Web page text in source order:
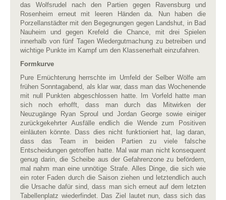
das Wolfsrudel nach den Partien gegen Ravensburg und
Rosenheim erneut mit leeren Händen da. Nun haben die
Porzellanstädter mit den Begegnungen gegen Landshut, in Bad
Nauheim und gegen Krefeld die Chance, mit drei Spielen
innerhalb von fünf Tagen Wiedergutmachung zu betreiben und
wichtige Punkte im Kampf um den Klassenerhalt einzufahren.
Formkurve
Pure Ernüchterung herrschte im Umfeld der Selber Wölfe am
frühen Sonntagabend, als klar war, dass man das Wochenende
mit null Punkten abgeschlossen hatte. Im Vorfeld hatte man
sich noch erhofft, dass man durch das Mitwirken der
Neuzugänge Ryan Sproul und Jordan George sowie einiger
zurückgekehrter Ausfälle endlich die Wende zum Positiven
einläuten könnte. Dass dies nicht funktioniert hat, lag daran,
dass das Team in beiden Partien zu viele falsche
Entscheidungen getroffen hatte. Mal war man nicht konsequent
genug darin, die Scheibe aus der Gefahrenzone zu befördern,
mal nahm man eine unnötige Strafe. Alles Dinge, die sich wie
ein roter Faden durch die Saison ziehen und letztendlich auch
die Ursache dafür sind, dass man sich erneut auf dem letzten
Tabellenplatz wiederfindet. Das Ziel lautet nun, dass sich das